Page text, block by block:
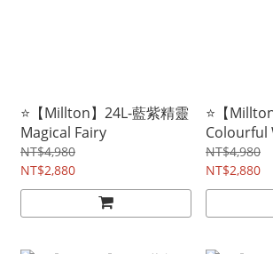
⭐【Millton】24L-藍紫精靈
Magical Fairy
NT$4,980
NT$2,880
⭐【
Colourful
NT$4,980
NT$2,880